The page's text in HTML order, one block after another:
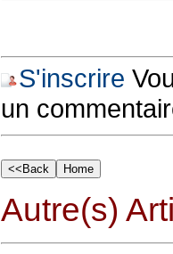
S'inscrire
un
Autre(s)